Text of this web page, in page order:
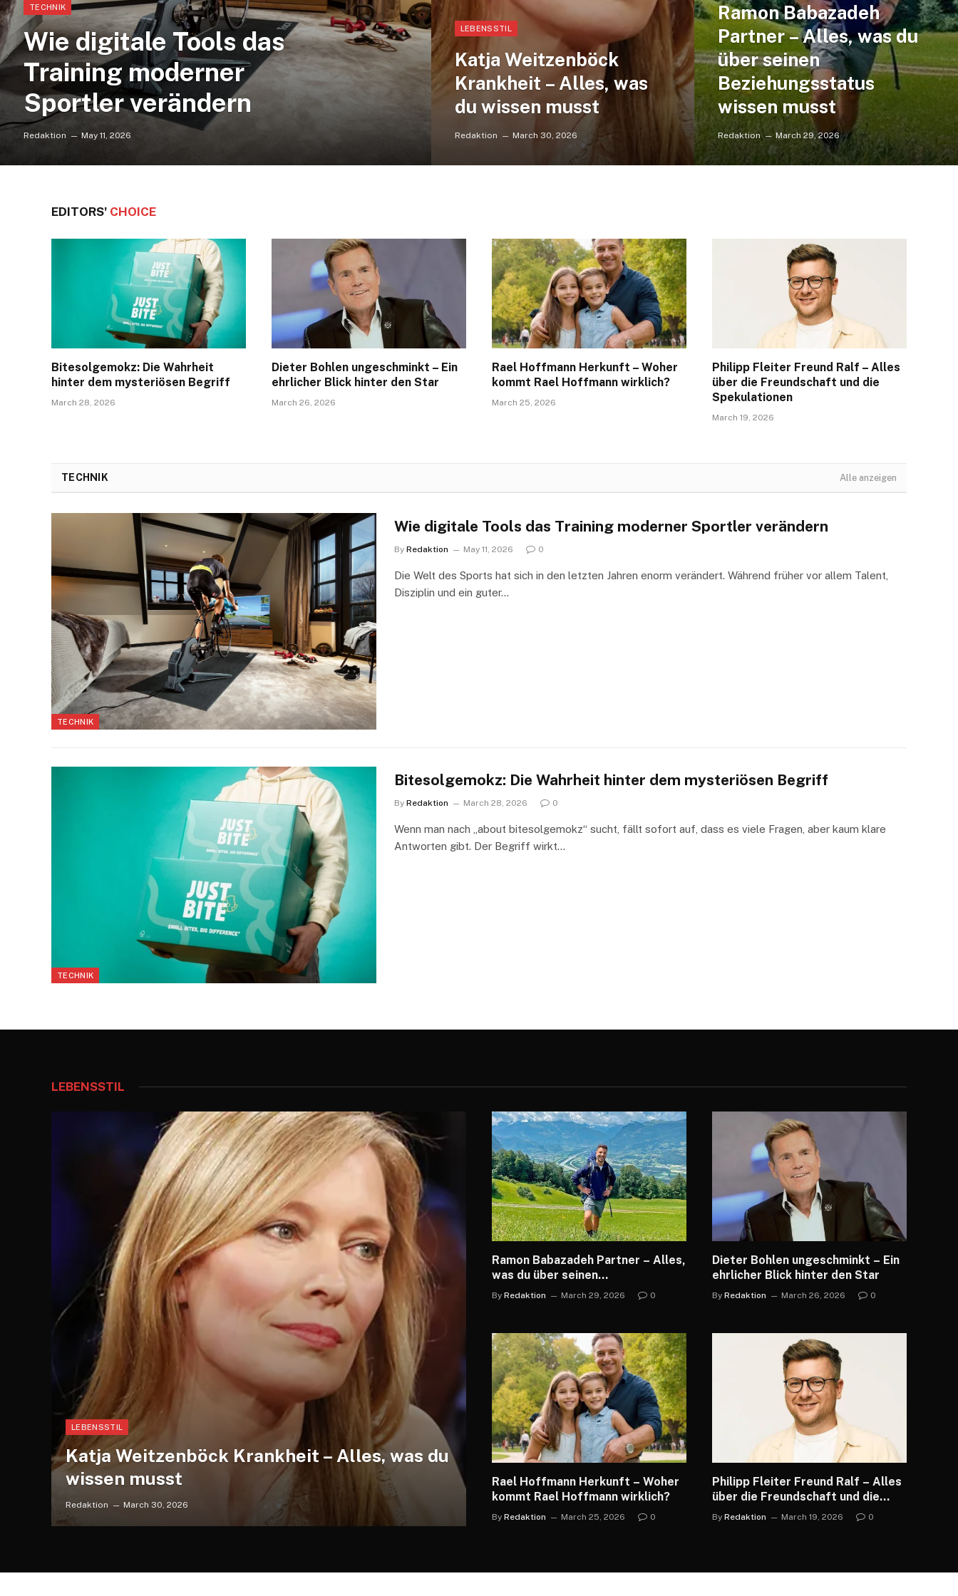
TECHNIK
Wie digitale Tools das
Training moderner
Sportler verändern
Redaktion May 11, 2026
LEBENSSTIL
Katja Weitzenböck
Krankheit – Alles, was
du wissen musst
Redaktion March 30, 2026
Ramon Babazadeh
Partner – Alles, was du
über seinen
Beziehungsstatus
wissen musst
Redaktion March 29, 2026
EDITORS' CHOICE
Bitesolgemokz: Die Wahrheit
hinter dem mysteriösen Begriff
March 28, 2026
Dieter Bohlen ungeschminkt – Ein
ehrlicher Blick hinter den Star
March 26, 2026
Rael Hoffmann Herkunft – Woher
kommt Rael Hoffmann wirklich?
March 25, 2026
Philipp Fleiter Freund Ralf – Alles
über die Freundschaft und die
Spekulationen
March 19, 2026
TECHNIK Alle anzeigen
TECHNIK
Wie digitale Tools das Training moderner Sportler verändern
By Redaktion May 11, 2026 0
Die Welt des Sports hat sich in den letzten Jahren enorm verändert. Während früher vor allem Talent,
Disziplin und ein guter…
TECHNIK
Bitesolgemokz: Die Wahrheit hinter dem mysteriösen Begriff
By Redaktion March 28, 2026 0
Wenn man nach „about bitesolgemokz“ sucht, fällt sofort auf, dass es viele Fragen, aber kaum klare
Antworten gibt. Der Begriff wirkt…
LEBENSSTIL
LEBENSSTIL
Katja Weitzenböck Krankheit – Alles, was du
wissen musst
Redaktion March 30, 2026
Ramon Babazadeh Partner – Alles,
was du über seinen
Beziehungsstatus wissen musst
By Redaktion March 29, 2026 0
Dieter Bohlen ungeschminkt – Ein
ehrlicher Blick hinter den Star
By Redaktion March 26, 2026 0
Rael Hoffmann Herkunft – Woher
kommt Rael Hoffmann wirklich?
By Redaktion March 25, 2026 0
Philipp Fleiter Freund Ralf – Alles
über die Freundschaft und die
Spekulationen
By Redaktion March 19, 2026 0